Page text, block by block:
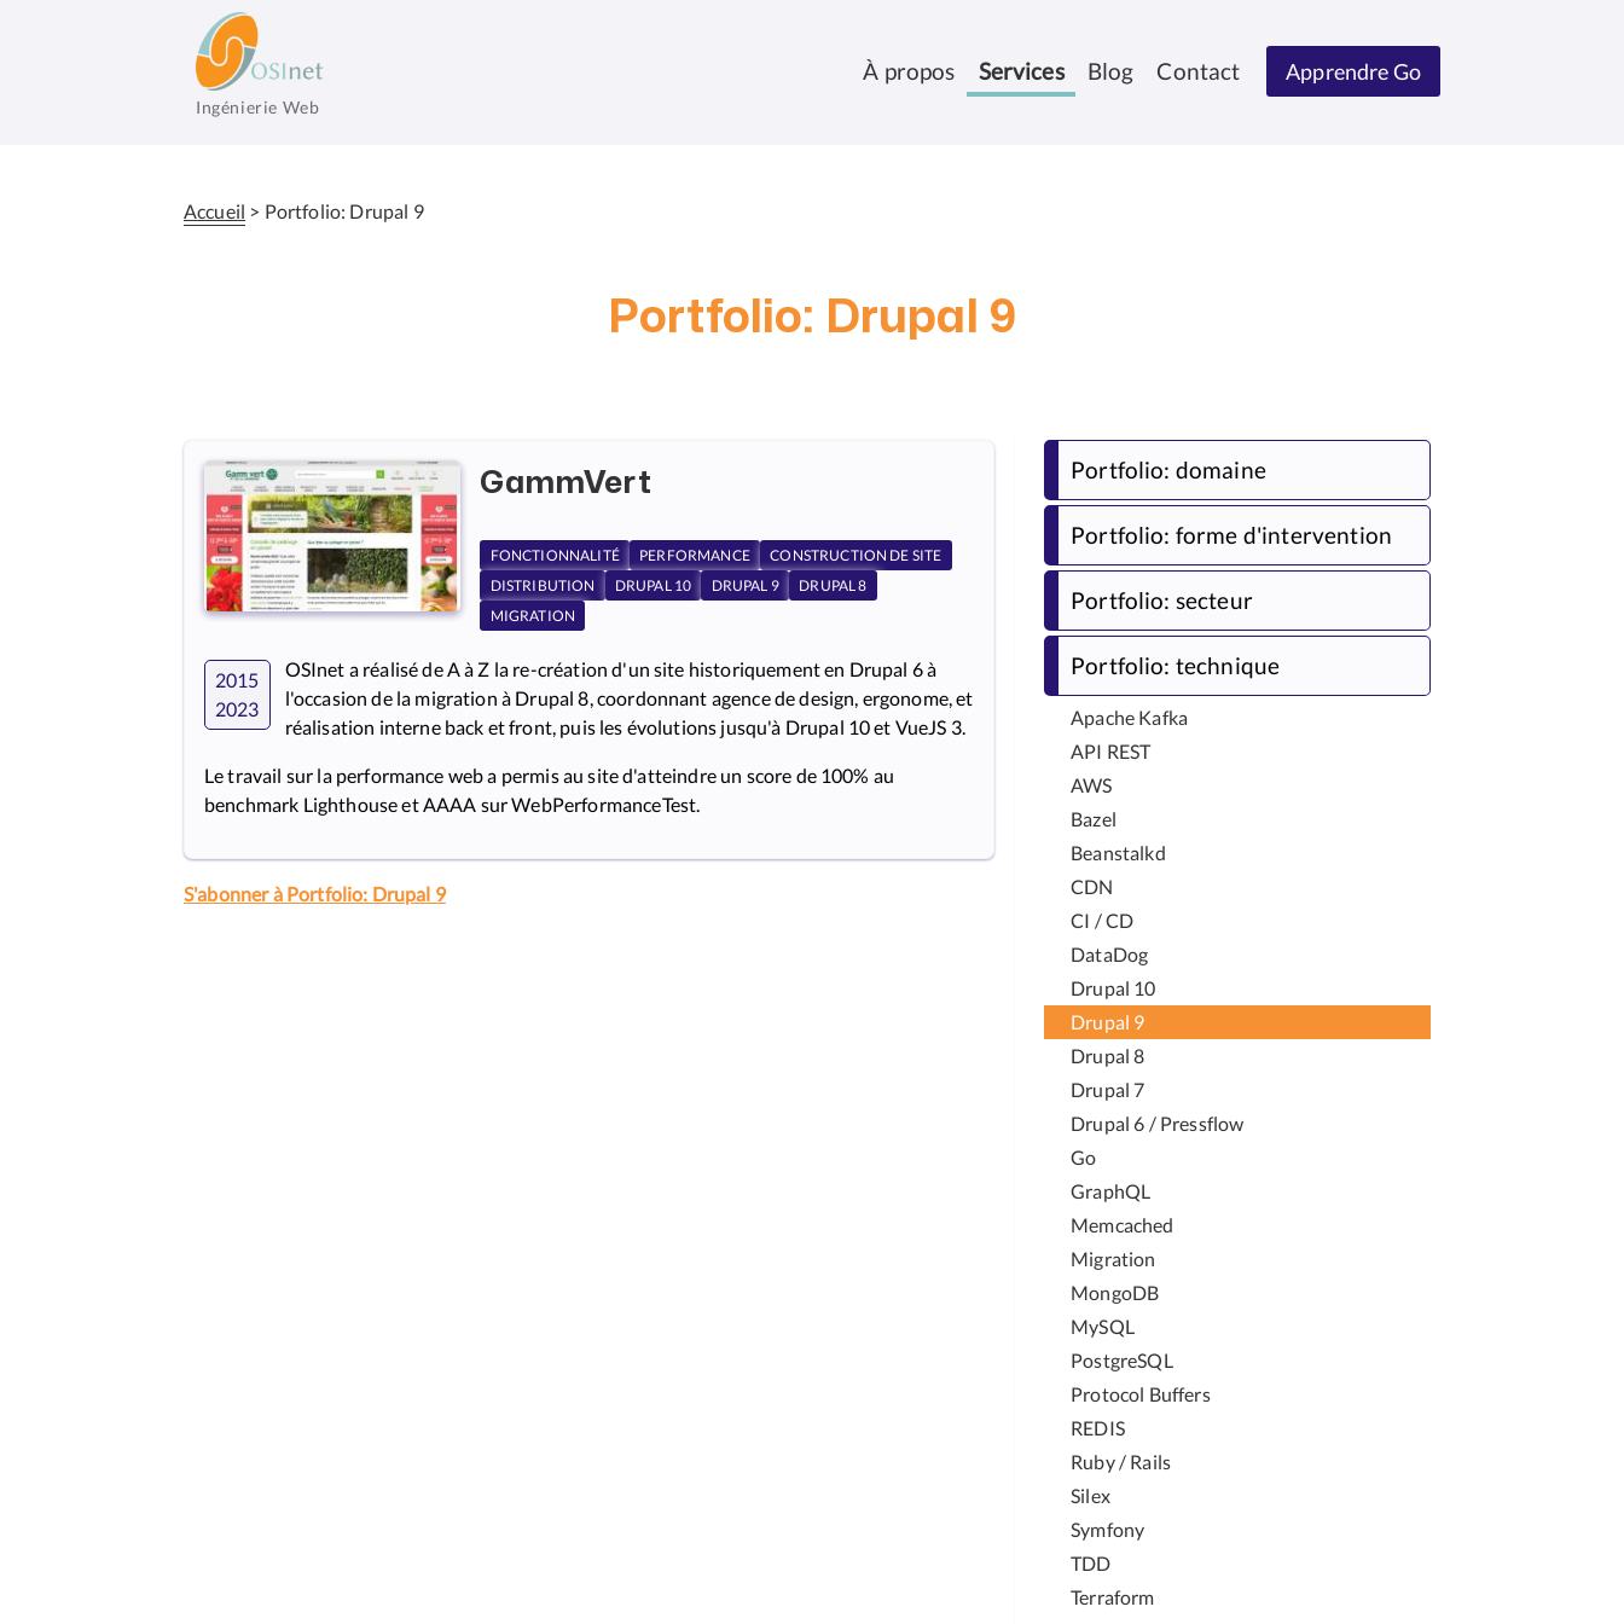
OSInet
Ingénierie Web
À propos Services Blog Contact Apprendre Go
Accueil Portfolio: Drupal 9
Portfolio: Drupal 9
GammVert
FONCTIONNALITÉ PERFORMANCE
CONSTRUCTION DE SITE
DISTRIBUTION
DRUPAL 10 DRUPAL 9
DRUPAL 8
MIGRATION
2015
2023
OSInet a réalisé de A à Z la re-création d'un site historiquement en Drupal 6 à
l'occasion de la migration à Drupal 8, coordonnant agence de design, ergonome, et
réalisation interne back et front, puis les évolutions jusqu'à Drupal 10 et VueJS 3.
Le travail sur la performance web a permis au site d'atteindre un score de 100% au
benchmark Lighthouse et AAAA sur WebPerformanceTest.
S'abonner à Portfolio: Drupal 9
Portfolio: domaine
Portfolio: forme d'intervention
Portfolio: secteur
Portfolio: technique
Apache Kafka
API REST
AWS
Bazel
Beanstalkd
CDN
CI / CD
DataDog
Drupal 10
Drupal 9
Drupal 8
Drupal 7
Drupal 6 / Pressflow
Go
GraphQL
Memcached
Migration
MongoDB
MySQL
PostgreSQL
Protocol Buffers
REDIS
Ruby / Rails
Silex
Symfony
TDD
Terraform